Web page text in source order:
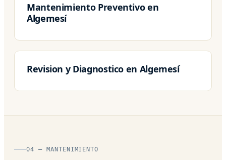
Mantenimiento Preventivo en
Algemesí
Revision y Diagnostico en Algemesí
04 — MANTENIMIENTO